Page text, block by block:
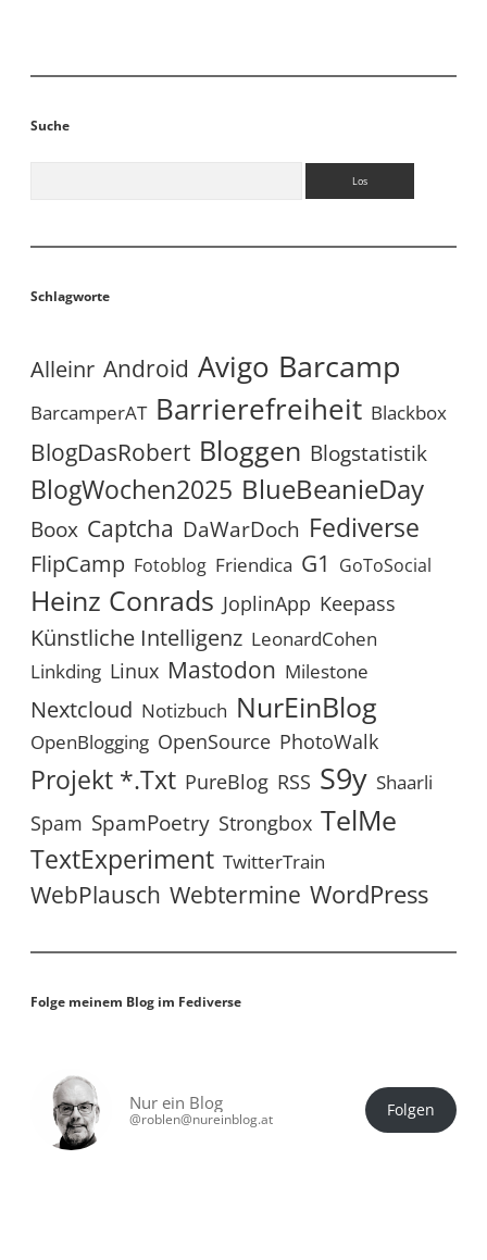
Suche
Schlagworte
Alleinr Android Avigo Barcamp
BarcamperAT Barrierefreiheit Blackbox
BlogDasRobert Bloggen Blogstatistik
BlogWochen2025 BlueBeanieDay
Boox Captcha DaWarDoch Fediverse
FlipCamp Fotoblog Friendica G1 GoToSocial
Heinz Conrads JoplinApp Keepass
Künstliche Intelligenz LeonardCohen
Linkding Linux Mastodon Milestone
Nextcloud Notizbuch NurEinBlog
OpenBlogging OpenSource PhotoWalk
Projekt *.txt PureBlog RSS S9y Shaarli
Spam SpamPoetry Strongbox TelMe
TextExperiment TwitterTrain
WebPlausch Webtermine WordPress
Folge meinem Blog im Fediverse
Nur ein Blog
@roblen@nureinblog.at Folgen